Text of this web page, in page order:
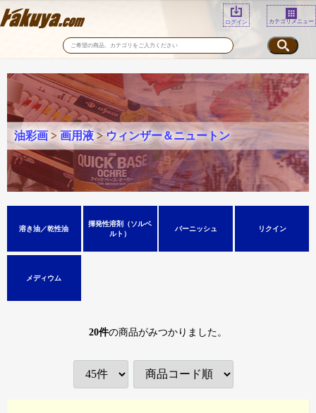
ログイン カテゴリメニュー
油彩画 > 画用液>ウィンザー＆ニュートン
溶き油／乾性油
揮発性溶剤（ソルベ
ルト）
バーニッシュ リクイン
メディウム
20件の商品がみつかりました。